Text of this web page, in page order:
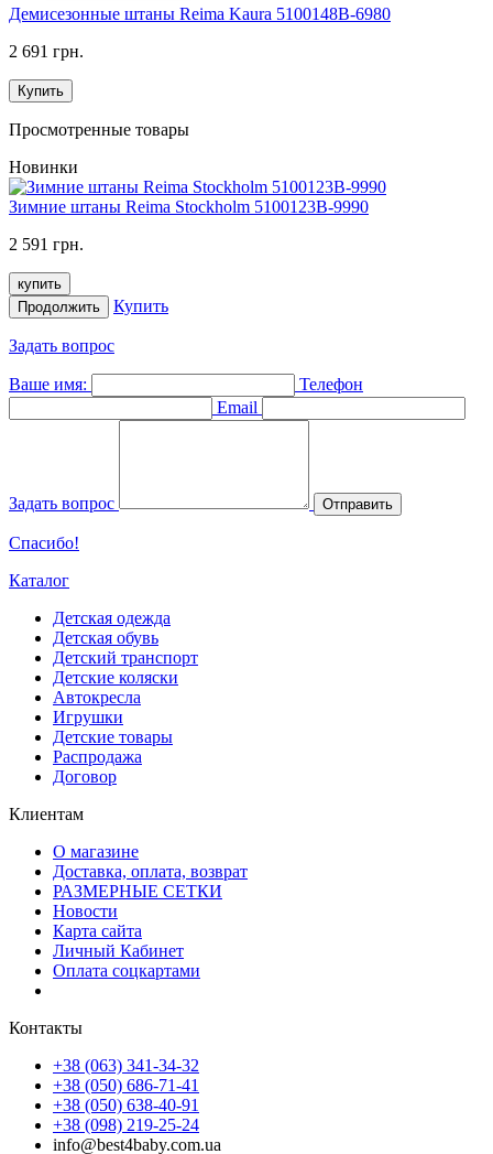
Демисезонные штаны Reima Kaura 5100148B-6980
2 691 грн.
Купить
Просмотренные товары
Новинки
Зимние штаны Reima Stockholm 5100123B-9990
2 591 грн.
купить
Продолжить
Купить
Задать вопрос
Ваше имя:
Телефон
Email
Задать вопрос Отправить
Спасибо!
Каталог
Детская одежда
Детская обувь
Детский транспорт
Детские коляски
Автокресла
Игрушки
Детские товары
Распродажа
Договор
Клиентам
О магазине
Доставка, оплата, возврат
РАЗМЕРНЫЕ СЕТКИ
Новости
Карта сайта
Личный Кабинет
Оплата соцкартами
Контакты
+38 (063) 341-34-32
+38 (050) 686-71-41
+38 (050) 638-40-91
+38 (098) 219-25-24
info@best4baby.com.ua